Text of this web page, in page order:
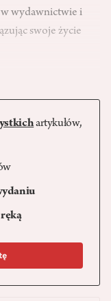
w wydawnictwie i
swoje życie
artykułów,